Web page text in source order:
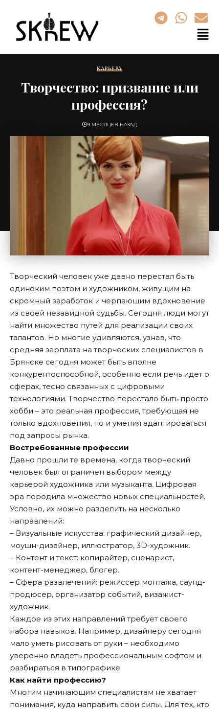
КАРЬЕРА
Творчество: призвание или
профессия?
9 МЕСЯЦЕВ НАЗАД
Творческий человек уже давно перестал быть
одиноким поэтом и художником, живущим на
скромный заработок и черпающим вдохновение
из своей незавидной судьбы. Сегодня люди могут
найти множество путей для реализации своих
талантов. Но многие удивляются, узнав, что
средняя зарплата на творческих специалистов в
Брянске сегодня может быть вполне
конкурентоспособной, особенно если речь идет о
сферах, тесно связанных с цифровыми
технологиями. Творчество перестало быть просто
хобби – это реальная профессия, требующая не
только вдохновения, но и умения адаптироваться
под запросы рынка.
Востребованные профессии
Давно прошли те времена, когда творческий
человек был ограничен выбором между
карьерой художника или музыканта. Цифровая
эра породила множество новых специальностей.
Условно, их можно разделить на несколько
направлений:
– Визуальные искусства: графический дизайнер,
моушн-дизайнер, иллюстратор, 3D-художник.
– Контент и текст: копирайтер, сценарист,
контент-менеджер, блогер.
– Сфера развлечений: режиссер монтажа, саунд-
продюсер, организатор событий, визажист-
художник.
Каждое из этих направлений требует своего
набора навыков. Например, дизайнеру сегодня
мало уметь рисовать от руки – необходимо
уверенно владеть профессиональным софтом и
разбираться в типографике.
Как найти профессию?
Многим начинающим специалистам не хватает
понимания, куда направить свои силы. Для тех, кто